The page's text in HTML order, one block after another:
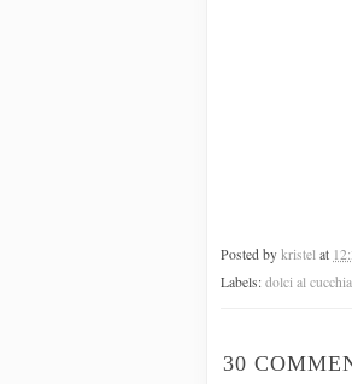
Posted by kristel at
Labels: dolci al
30